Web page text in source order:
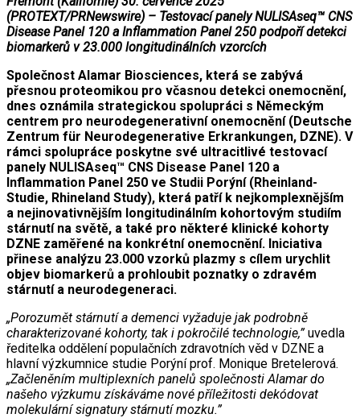
(PROTEXT/PRNewswire) – Testovací panely NULISAseq™ CNS
Disease Panel 120 a Inflammation Panel 250 podpoří detekci
biomarkerů v 23.000 longitudinálních vzorcích
Společnost Alamar Biosciences, která se zabývá
přesnou proteomikou pro včasnou detekci onemocnění,
dnes oznámila strategickou spolupráci s Německým
centrem pro neurodegenerativní onemocnění (Deutsche
Zentrum für Neurodegenerative Erkrankungen, DZNE). V
rámci spolupráce poskytne své ultracitlivé testovací
panely NULISAseq™ CNS Disease Panel 120 a
Inflammation Panel 250 ve Studii Porýní (Rheinland-
Studie, Rhineland Study), která patří k nejkomplexnějším
a nejinovativnějším longitudinálním kohortovým studiím
stárnutí na světě, a také pro některé klinické kohorty
DZNE zaměřené na konkrétní onemocnění. Iniciativa
přinese analýzu 23.000 vzorků plazmy s cílem urychlit
objev biomarkerů a prohloubit poznatky o zdravém
stárnutí a neurodegeneraci.
„Porozumět stárnutí a demenci vyžaduje jak podrobně
charakterizované kohorty, tak i pokročilé technologie,”uvedla
ředitelka oddělení populačních zdravotních věd v DZNE a
hlavní výzkumnice studie Porýní prof. Monique Bretelerová.
„Začleněním multiplexních panelů společnosti Alamar do
našeho výzkumu získáváme nové příležitosti dekódovat
molekulární signatury stárnutí mozku.”